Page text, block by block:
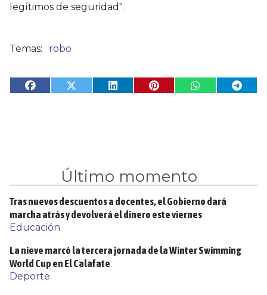
legítimos de seguridad".
robo
Último momento
Tras nuevos descuentos a docentes, el Gobierno dará
marcha atrás y devolverá el dinero este viernes
Educación
La nieve marcó la tercera jornada de la Winter Swimming
World Cup en El Calafate
Deporte